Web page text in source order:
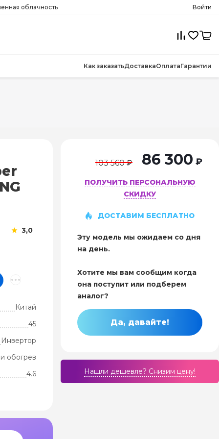
облачность Войти
Как заказатьДоставкаОплатаГарантии
3,0
Китай
45
Инвертор
обогрев
4.6
103 560 ₽ 86 300 ₽
ПОЛУЧИТЬ ПЕРСОНАЛЬНУЮ
СКИДКУ
ДОСТАВИМ БЕСПЛАТНО
Эту модель мы ожидаем со дня
на день.
Хотите мы вам сообщим когда
она поступит или подберем
аналог?
Да, давайте!
Нашли дешевле? Cнизим цену!